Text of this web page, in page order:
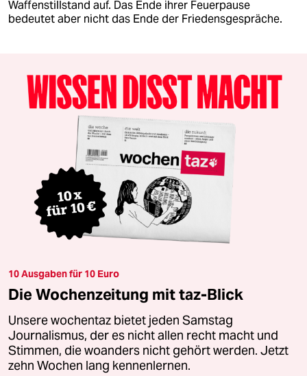
Waffenstillstand auf. Das Ende ihrer Feuerpause
bedeutet aber nicht das Ende der Friedensgespräche.
10 Ausgaben für 10 Euro
Die Wochenzeitung mit taz-Blick
Unsere wochentaz bietet jeden Samstag
Journalismus, der es nicht allen recht macht und
Stimmen, die woanders nicht gehört werden. Jetzt
zehn Wochen lang kennenlernen.